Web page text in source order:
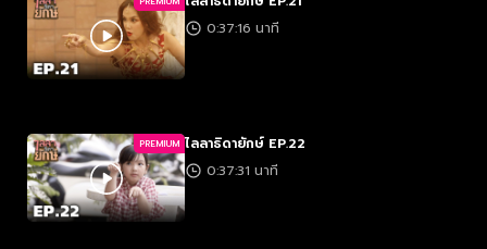
0:37:16 นาที
PREMIUM ไลลาธิดายักษ์ EP.22
0:37:31 นาที